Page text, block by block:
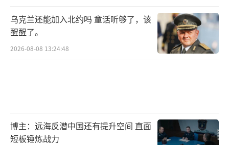
乌克兰还能加入北约吗 童话听够了，该
醒醒了。
2026-08-08 13:24:48
博主：远海反潜中国还有提升空间 直面
短板锤炼战力